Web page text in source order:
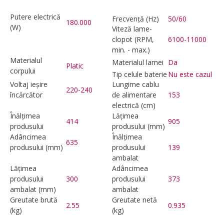
Putere electrică
(W)
180.000 Frecvență (Hz)
50/60
Viteză lame-
clopot (RPM,
min. - max.)
6100-11000
Materialul
corpului
Platic Materialul lamei Da
Tip celule baterie Nu este cazul
Voltaj ieșire
încărcător
220-240
Lungime cablu
de alimentare
electrică (cm)
153
Înălțimea
produsului
414
Lățimea
produsului (mm)
905
Adâncimea
produsului (mm)
635
Înălțimea
produsului
ambalat
139
Lățimea
produsului
ambalat (mm)
300
Adâncimea
produsului
ambalat
373
Greutate brută
(kg)
2.55
Greutate netă
(kg)
0.935